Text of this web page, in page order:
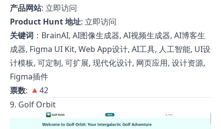
产品网站: 立即访问
Product Hunt 地址: 立即访问
关键词 ：BrainAI, AI图像生成器, AI视频生成器, AI博客生
成器, Figma UI Kit, Web App设计, AI工具, 人工智能, UI设
计模板, 可定制, 可扩展, 现代化设计, 网页应用, 设计资源,
Figma插件
票数: 🔺42
9. Golf Orbit